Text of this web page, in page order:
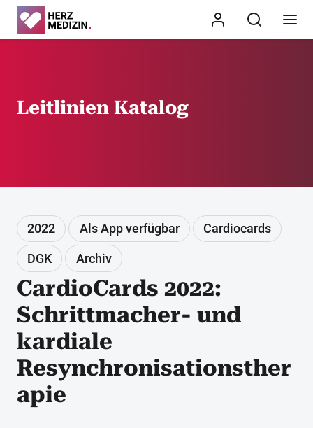
Leitlinien Katalog
2022 Als App verfügbar Cardiocards
DGK Archiv
CardioCards 2022:
Schrittmacher- und
kardiale
Resynchronisationsther
apie